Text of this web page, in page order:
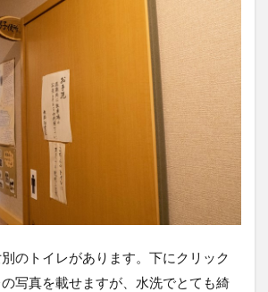
のトイレがあります。下にクリック
写真を載せますが、水洗でとても綺